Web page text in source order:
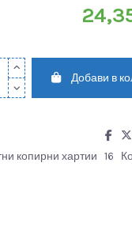
Добави в
копирни хартии 16